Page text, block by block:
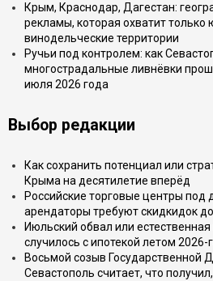
Крым, Краснодар, Дагестан:
рекламы, которая охватит
винодельческие территории
Ручьи под контролем: как
многострадальные ливнёвки
июля 2026 года
Выбор редакции
Как сохранить потенциал или
Крыма на десятилетие вперёд
Российские торговые центры под
арендаторы требуют скидкидок
Июльский обвал или
случилось с ипотекой летом 2026-
Восьмой созыв Государственной
Севастополь считает, что